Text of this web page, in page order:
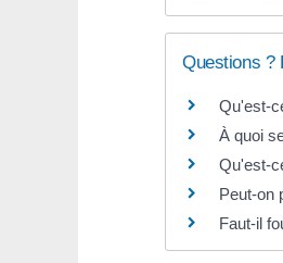
Questions ?
Qu'est-
À quoi
Qu'est-
Peut-on
Faut-il